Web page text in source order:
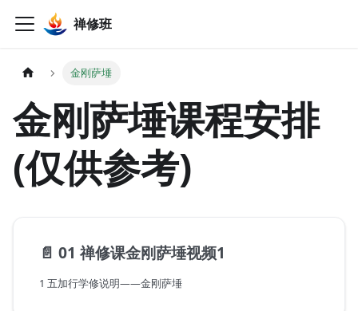
禅修班
金刚萨埵
金刚萨埵课程安排
(仅供参考)
📄️ 01 禅修课金刚萨埵视频1
1 五加行学修说明——金刚萨埵